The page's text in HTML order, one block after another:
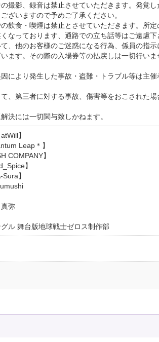
の撮影、録音は禁止させていただきます。発覚
ざいますので予めご了承ください。
飲食・喫煙は禁止とさせていただきます。所定
なっております、通路での立ち話等はご遠慮下
て、他のお客様のご迷惑になる行為、係員の指
ます。その際の入場券等の払戻しは一切行いま
により発生した事故・盗難・トラブル等は主
、第三者に対する事故、傷害等をおこされた
決には一切関与致しかねます。
】
Leap＊】
COMPANY】
】
】
弥
ル 舞台版地球戦士ゼロス制作部